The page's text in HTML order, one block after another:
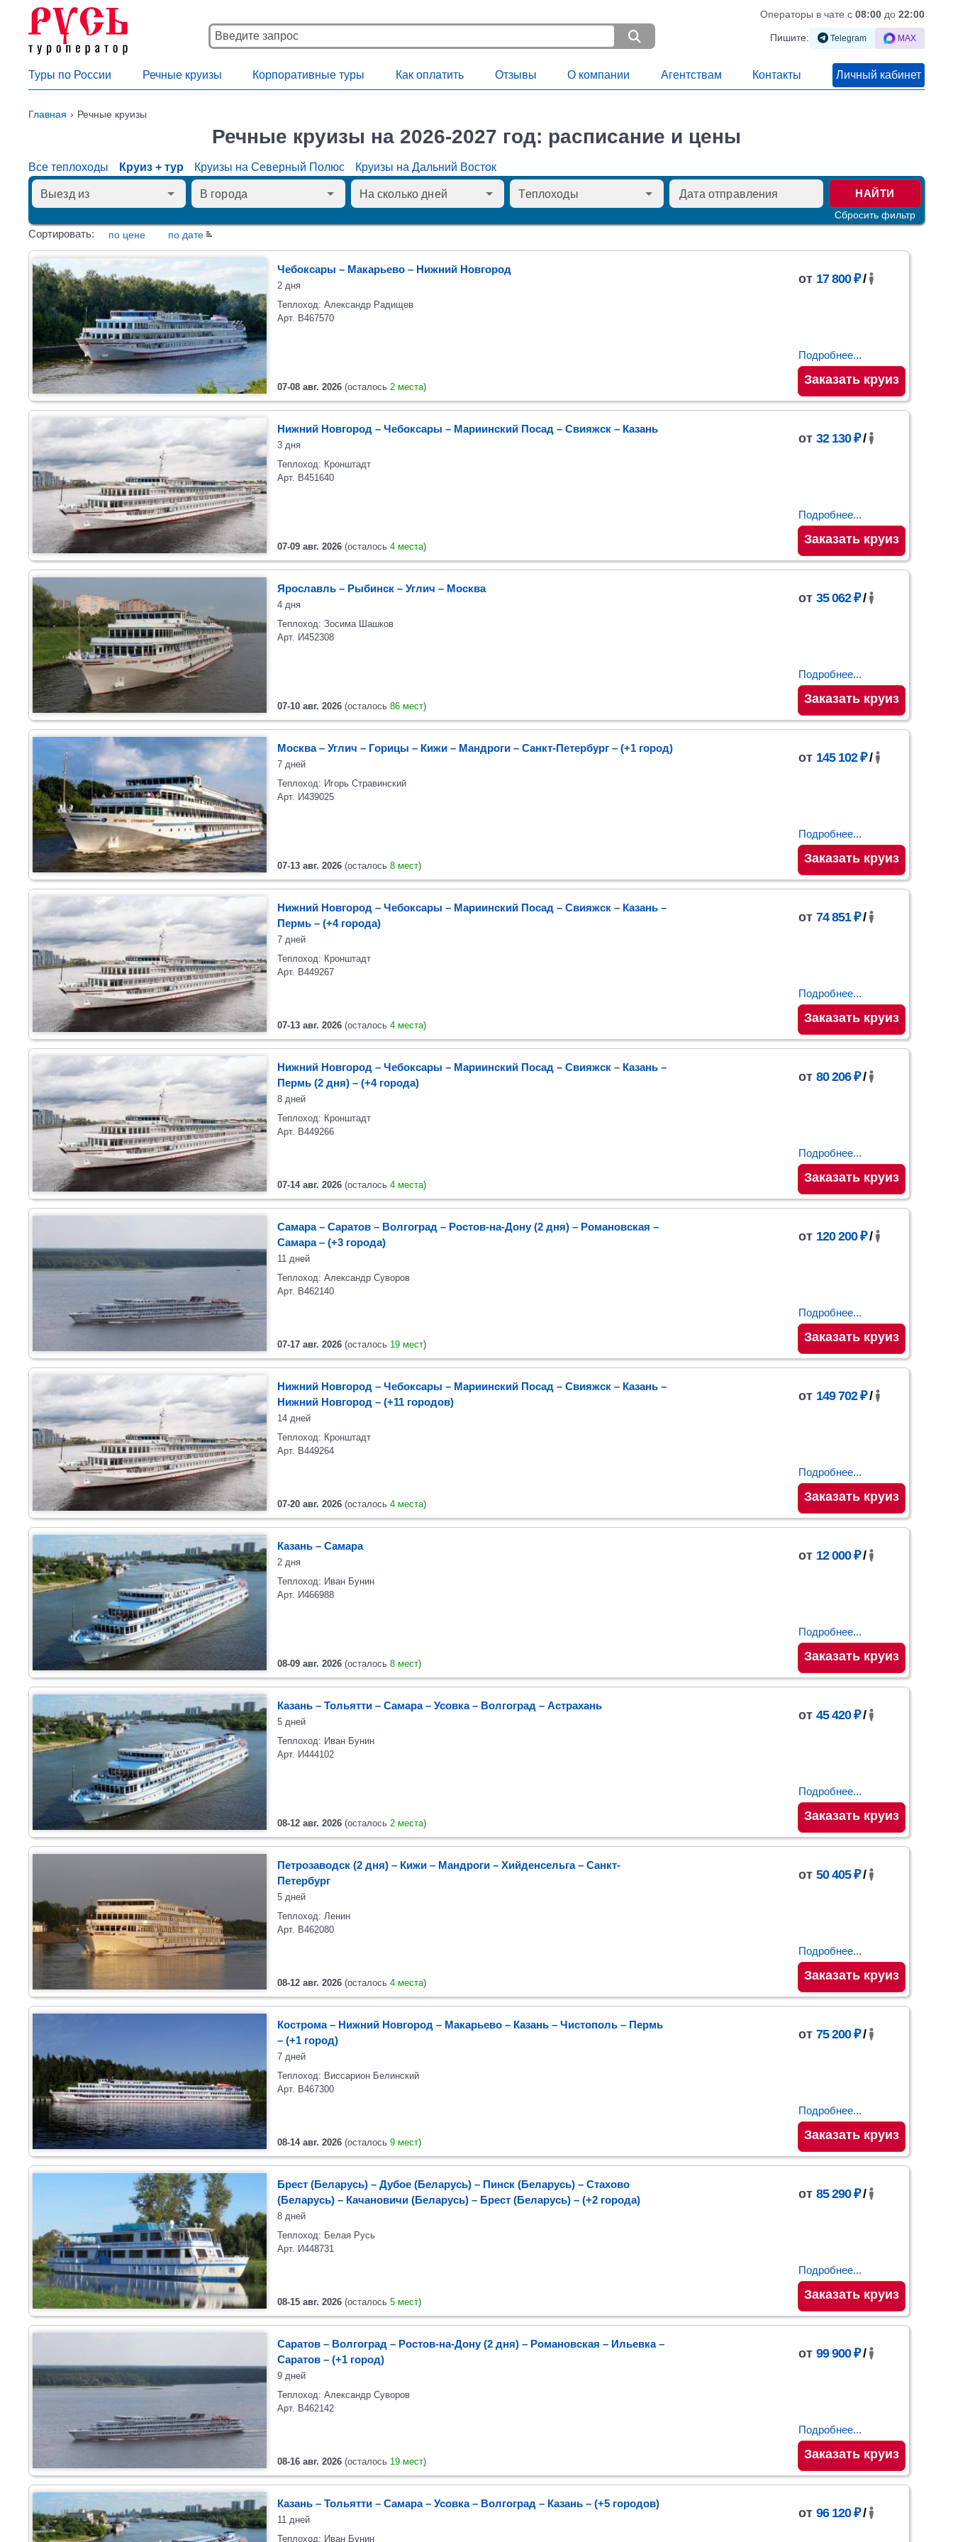
Операторы в чате c 08:00до 22:00
Пишите: Telegram MAX
Туры по России Речные круизы Корпоративные туры Как оплатить Отзывы О компании Агентствам Контакты Личный кабинет
Главная Речные круизы
Речные круизы на 2026-2027 год: расписание и цены
Все теплоходы Круиз + тур Круизы на Северный Полюс Круизы на Дальний Восток
НАЙТИ
Сбросить фильтр
Сортировать: по цене по дате
Чебоксары – Макарьево – Нижний Новгород
2 дня
Теплоход: Александр Радищев
07-08 авг. 2026 (осталось 2 места)
Арт. В467570
от 17 800 ₽/
Подробнее...
Заказать круиз
Нижний Новгород – Чебоксары – Мариинский Посад – Свияжск – Казань
3 дня
Теплоход: Кронштадт
07-09 авг. 2026 (осталось 4 места)
Арт. В451640
от 32 130 ₽/
Подробнее...
Заказать круиз
Ярославль – Рыбинск – Углич – Москва
4 дня
Теплоход: Зосима Шашков
07-10 авг. 2026 (осталось 86 мест)
Арт. И452308
от 35 062 ₽/
Подробнее...
Заказать круиз
Москва – Углич – Горицы – Кижи – Мандроги – Санкт-Петербург – (+1 город)
7 дней
Теплоход: Игорь Стравинский
07-13 авг. 2026 (осталось 8 мест)
Арт. И439025
от 145 102 ₽/
Подробнее...
Заказать круиз
Нижний Новгород – Чебоксары – Мариинский Посад – Свияжск – Казань–
Пермь – (+4 города)
7 дней
Теплоход: Кронштадт
07-13 авг. 2026 (осталось 4 места)
Арт. В449267
от 74 851 ₽/
Подробнее...
Заказать круиз
Нижний Новгород – Чебоксары – Мариинский Посад – Свияжск – Казань–
Пермь (2 дня) – (+4 города)
8 дней
Теплоход: Кронштадт
07-14 авг. 2026 (осталось 4 места)
Арт. В449266
от 80 206 ₽/
Подробнее...
Заказать круиз
Самара – Саратов – Волгоград – Ростов-на-Дону (2 дня) – Романовская –
Самара– (+3 города)
11 дней
Теплоход: Александр Суворов
07-17 авг. 2026 (осталось 19 мест)
Арт. В462140
от 120 200 ₽/
Подробнее...
Заказать круиз
Нижний Новгород – Чебоксары – Мариинский Посад – Свияжск – Казань–
Нижний Новгород – (+11 городов)
14 дней
Теплоход: Кронштадт
07-20 авг. 2026 (осталось 4 места)
Арт. В449264
от 149 702 ₽/
Подробнее...
Заказать круиз
Казань – Самара
2 дня
Теплоход: Иван Бунин
08-09 авг. 2026 (осталось 8 мест)
Арт. И466988
от 12 000 ₽/
Подробнее...
Заказать круиз
Казань – Тольятти – Самара – Усовка – Волгоград – Астрахань
5 дней
Теплоход: Иван Бунин
08-12 авг. 2026 (осталось 2 места)
Арт. И444102
от 45 420 ₽/
Подробнее...
Заказать круиз
Петрозаводск (2 дня) – Кижи – Мандроги – Хийденсельга – Санкт-
Петербург
5 дней
Теплоход: Ленин
08-12 авг. 2026 (осталось 4 места)
Арт. В462080
от 50 405 ₽/
Подробнее...
Заказать круиз
Кострома – Нижний Новгород – Макарьево – Казань – Чистополь– Пермь
– (+1 город)
7 дней
Теплоход: Виссарион Белинский
08-14 авг. 2026 (осталось 9 мест)
Арт. В467300
от 75 200 ₽/
Подробнее...
Заказать круиз
Брест (Беларусь) – Дубое (Беларусь) – Пинск (Беларусь) – Стахово
(Беларусь) – Качановичи (Беларусь)– Брест (Беларусь) – (+2 города)
8 дней
Теплоход: Белая Русь
08-15 авг. 2026 (осталось 5 мест)
Арт. И448731
от 85 290 ₽/
Подробнее...
Заказать круиз
Саратов – Волгоград – Ростов-на-Дону (2 дня) – Романовская – Ильевка–
Саратов – (+1 город)
9 дней
Теплоход: Александр Суворов
08-16 авг. 2026 (осталось 19 мест)
Арт. В462142
от 99 900 ₽/
Подробнее...
Заказать круиз
Казань – Тольятти – Самара – Усовка – Волгоград – Казань – (+5 городов)
11 дней
Теплоход: Иван Бунин
от 96 120 ₽/